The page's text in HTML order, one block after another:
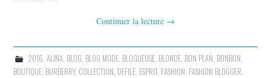
Continuer la lecture →
2016, ALINA, BLOG, BLOG MODE, BLOGUEUSE, BLONDE, BON PLAN, BONBON,
BOUTIQUE, BURBERRY, COLLECTION, DEFILE, ESPRIT, FASHION, FASHION BLOGGER,